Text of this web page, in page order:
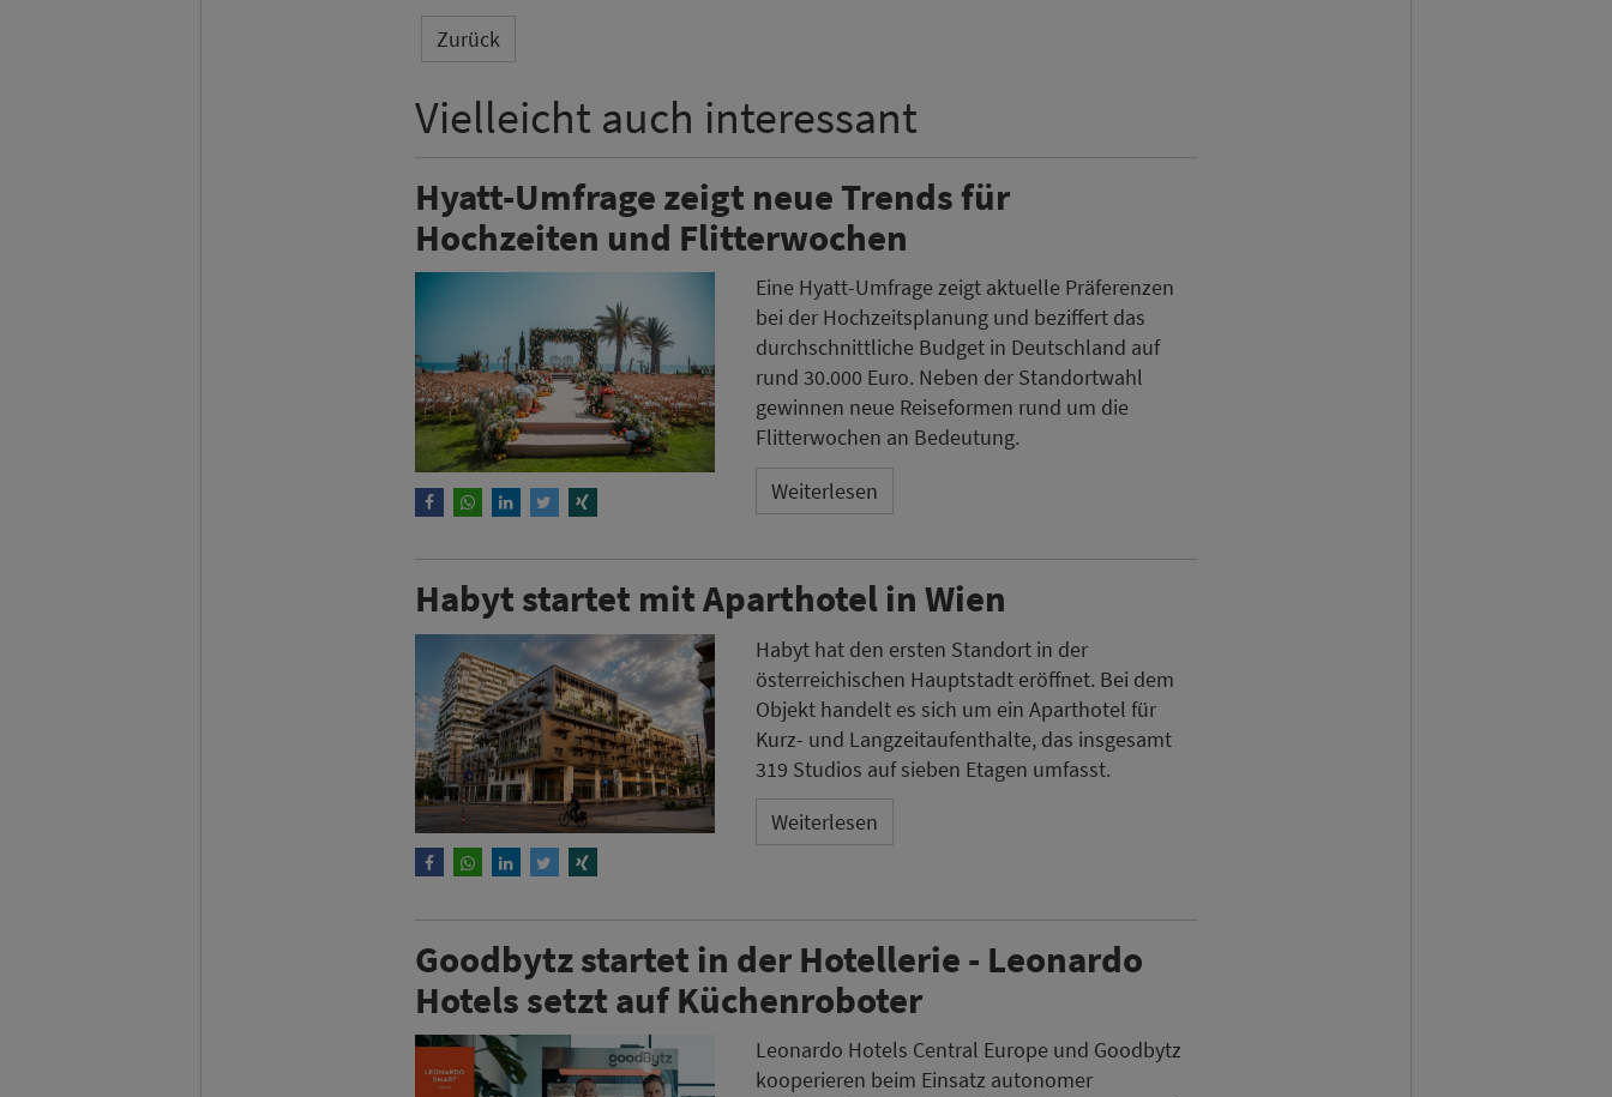
Zurück
Vielleicht auch interessant
Hyatt-Umfrage zeigt neue Trends für
Hochzeiten und Flitterwochen
Eine Hyatt-Umfrage zeigt aktuelle Präferenzen
bei der Hochzeitsplanung und beziffert das
durchschnittliche Budget in Deutschland auf
rund 30.000 Euro. Neben der Standortwahl
gewinnen neue Reiseformen rund um die
Flitterwochen an Bedeutung.
Weiterlesen
Habyt startet mit Aparthotel in Wien
Habyt hat den ersten Standort in der
österreichischen Hauptstadt eröffnet. Bei dem
Objekt handelt es sich um ein Aparthotel für
Kurz- und Langzeitaufenthalte, das insgesamt
319 Studios auf sieben Etagen umfasst.
Weiterlesen
Goodbytz startet in der Hotellerie - Leonardo
Hotels setzt auf Küchenroboter
Leonardo Hotels Central Europe und Goodbytz
kooperieren beim Einsatz autonomer